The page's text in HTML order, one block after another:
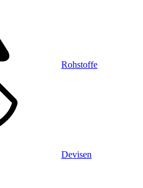
Rohstoffe
Devisen